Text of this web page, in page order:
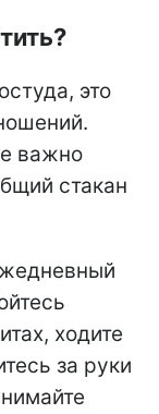
это
важно
стакан
ходите
за руки